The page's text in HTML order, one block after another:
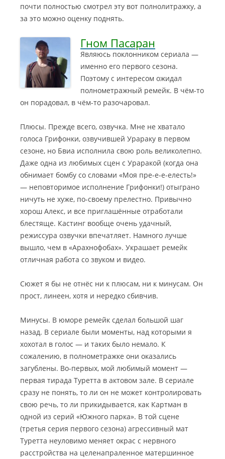
почти полностью смотрел эту вот полнолитражку, а
за это можно оценку поднять.
Гном Пасаран
Являюсь поклонником сериала —
именно его первого сезона.
Поэтому с интересом ожидал
полнометражный ремейк. В чём-то
он порадовал, в чём-то разочаровал.
Плюсы. Прежде всего, озвучка. Мне не хватало
голоса Грифонки, озвучившей Урараку в первом
сезоне, но Бвиа исполнила свою роль великолепно.
Даже одна из любимых сцен с Ураракой (когда она
обнимает бомбу со словами «Моя пре-е-е-елесть!»
— неповторимое исполнение Грифонки!) отыграно
ничуть не хуже, по-своему прелестно. Привычно
хорош Алекс, и все приглашённые отработали
блестяще. Кастинг вообще очень удачный,
режиссура озвучки впечатляет. Намного лучше
вышло, чем в «Арахнофобах». Украшает ремейк
отличная работа со звуком и видео.
Сюжет я бы не отнёс ни к плюсам, ни к минусам. Он
прост, линеен, хотя и нередко сбивчив.
Минусы. В юморе ремейк сделал большой шаг
назад. В сериале были моменты, над которыми я
хохотал в голос — и таких было немало. К
сожалению, в полнометражке они оказались
загублены. Во-первых, мой любимый момент —
первая тирада Туретта в актовом зале. В сериале
сразу не понять, то ли он не может контролировать
свою речь, то ли прикидывается, как Картман в
одной из серий «Южного парка». В той сцене
(третья серия первого сезона) агрессивный мат
Туретта неуловимо меняет окрас с нервного
расстройства на целенапраленное матершинное